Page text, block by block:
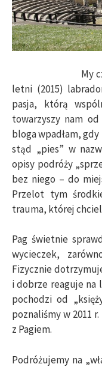
My czyli
letni (2015)
pasja, którą
towarzyszy nam
bloga wpadłam,
stąd „pies” w
opisy podróży
bez niego – do
Przelot tym
trauma, której
Pag świetnie
wycieczek,
Fizycznie
i dobrze reaguje na
pochodzi od
poznaliśmy w 2011
z Pagiem.
Podróżujemy na